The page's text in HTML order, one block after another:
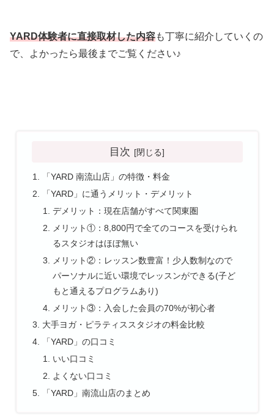
YARD体験者に直接取材した内容も丁寧に紹介していくの
で、よかったら最後までご覧ください♪
目次
「YARD 南流山店」の特徴・料金
「YARD」に通うメリット・デメリット
デメリット：現在店舗がすべて関東圏
メリット①：8,800円で全てのコースを受けられ
るスタジオはほぼ無い
メリット②：レッスン数豊富！少人数制なので
パーソナルに近い環境でレッスンができる(子ど
もと通えるプログラムあり)
メリット③：入会した会員の70%が初心者
大手ヨガ・ピラティススタジオの料金比較
「YARD」の口コミ
いい口コミ
よくない口コミ
「YARD」南流山店のまとめ